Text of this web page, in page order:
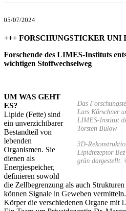
05/07/2024
+++ FORSCHUNGSTICKER UNI
Forschende des LIMES-Instituts
wichtigen Stoffwechselweg
Das
Lars Kürschner
LIMES-Institut
Torsten Bülow
3D-
Lipidrezeptor
grün
UM WAS GEHT
ES?
Lipide (Fette) sind
ein unverzichtbarer
Bestandteil von
lebenden
Organismen. Sie
dienen als
Energiespeicher,
definieren sowohl
die Zellbegrenzung als auch
können Signale in Geweben
Körper die verschiedenen Organe mit